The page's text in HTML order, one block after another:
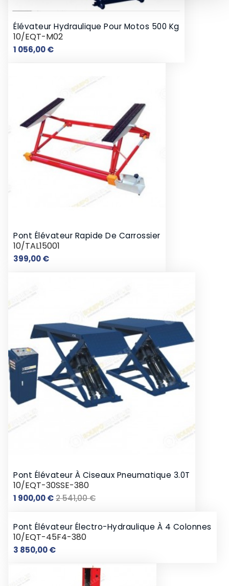
Élévateur Hydraulique Pour Motos 500 Kg
10/EQT-M02
1 056,00 €Prix
Pont Élévateur Rapide De Carrossier
10/TAL15001
399,00 €Prix
Pont Élévateur À Ciseaux Pneumatique 3.0T
10/EQT-30SSE-380
1 900,00 €Prix
2 541,00 €Prix
Pont Élévateur Électro-Hydraulique À 4 Colonnes
10/EQT-45F4-380
3 850,00 €Prix